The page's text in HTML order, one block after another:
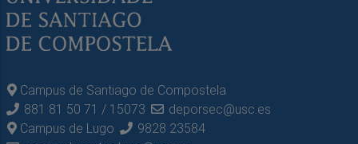
Campus de Santiago de Compostela
881 81 50 71 / 15073
deporsec@usc.es
Campus de Lugo
9828 23584